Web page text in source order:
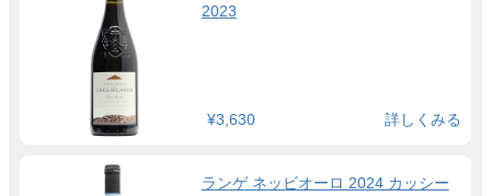
2023
¥3,630 詳しくみる
ランゲ ネッビオーロ 2024 カッシー